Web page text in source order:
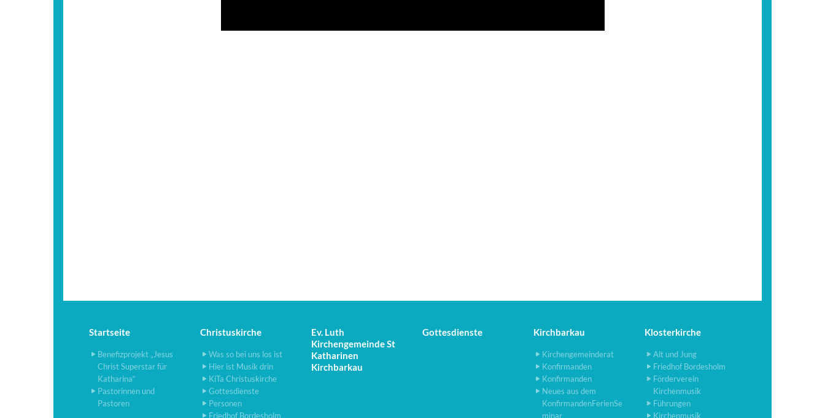
Startseite
Benefizprojekt „Jesus
Christ Superstar für
Katharina“
Pastorinnen und
Pastoren
Christuskirche
Was so bei uns los ist
Hier ist Musik drin
KiTa Christuskirche
Gottesdienste
Personen
Friedhof Bordesholm
Ev. Luth
Kirchengemeinde St
Katharinen
Kirchbarkau
Gottesdienste Kirchbarkau
Kirchengemeinderat
Konfirmanden
Konfirmanden
Neues aus dem
KonfirmandenFerienSe
minar
Klosterkirche
Alt und Jung
Friedhof Bordesholm
Förderverein
Kirchenmusik
Führungen
Kirchenmusik